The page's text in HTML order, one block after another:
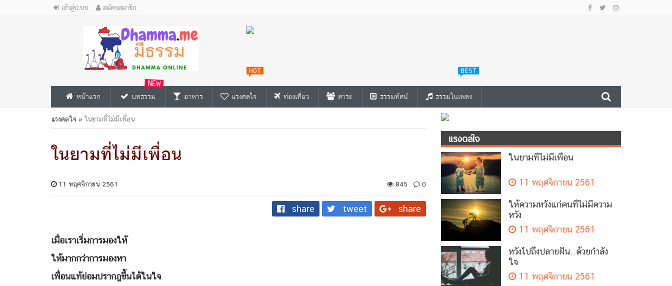
เข้าสู่ระบบ สมัครสมาชิก
หน้าแรก บทธรรม
NEW
อาหาร แรงดลใจ ท่องเที่ยว สาระ ธรรมทัศน์ ธรรมในเพลง
แรงดลใจ » ในยามที่ไม่มีเพื่อน
ในยามที่ไม่มีเพื่อน
11 พฤศจิกายน 2561 845 0
share tweet share
เมื่อเราเริ่มการมองให้
ให้มากกว่าการมองหา
เพื่อนแท้ย่อมปรากฎขึ้นได้ในใจ
แรงดลใจ
ในยามที่ไม่มีเพื่อน
11 พฤศจิกายน 2561
ให้ความหวังแก่คนที่ไม่มีความ
หวัง
11 พฤศจิกายน 2561
หวังไปถึงปลายฝัน…ด้วยกำลัง
ใจ
11 พฤศจิกายน 2561